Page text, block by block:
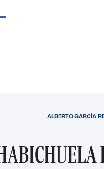
ALBERTO GARCÍA